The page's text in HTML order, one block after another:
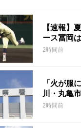
【速報】
ース冨岡
2時間前
「火が服
川・丸亀市
2時間前